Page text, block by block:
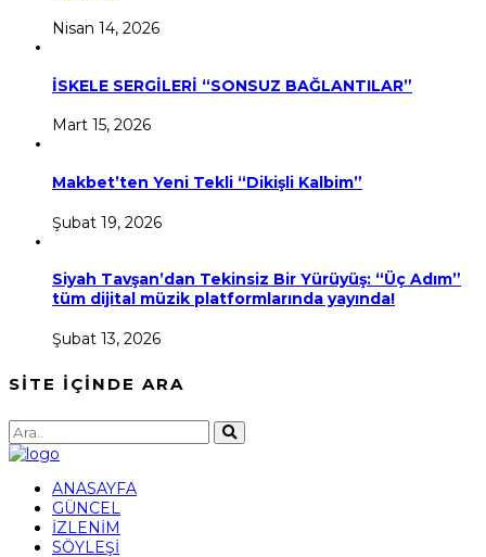
Nisan 14, 2026
İSKELE SERGİLERİ “SONSUZ BAĞLANTILAR”
Mart 15, 2026
Makbet’ten Yeni Tekli “Dikişli Kalbim”
Şubat 19, 2026
Siyah Tavşan’dan Tekinsiz Bir Yürüyüş: “Üç Adım”
tüm dijital müzik platformlarında yayında!
Şubat 13, 2026
SİTE İÇİNDE ARA
ANASAYFA
GÜNCEL
İZLENİM
SÖYLEŞİ